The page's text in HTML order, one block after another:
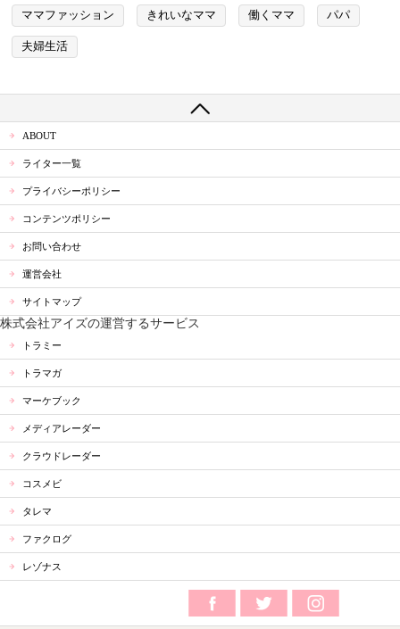
ママファッション きれいなママ 働くママ パパ
夫婦生活
ABOUT
ライター一覧
プライバシーポリシー
コンテンツポリシー
お問い合わせ
運営会社
サイトマップ
株式会社アイズの運営するサービス
トラミー
トラマガ
マーケブック
メディアレーダー
クラウドレーダー
コスメビ
タレマ
ファクログ
レゾナス